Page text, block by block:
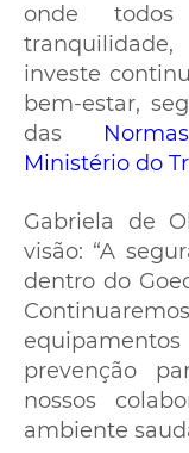
onde
investe
bem-estar,
das
Ministério do
Gabriela de
visão: “A
dentro do
prevenção
nossos
ambiente